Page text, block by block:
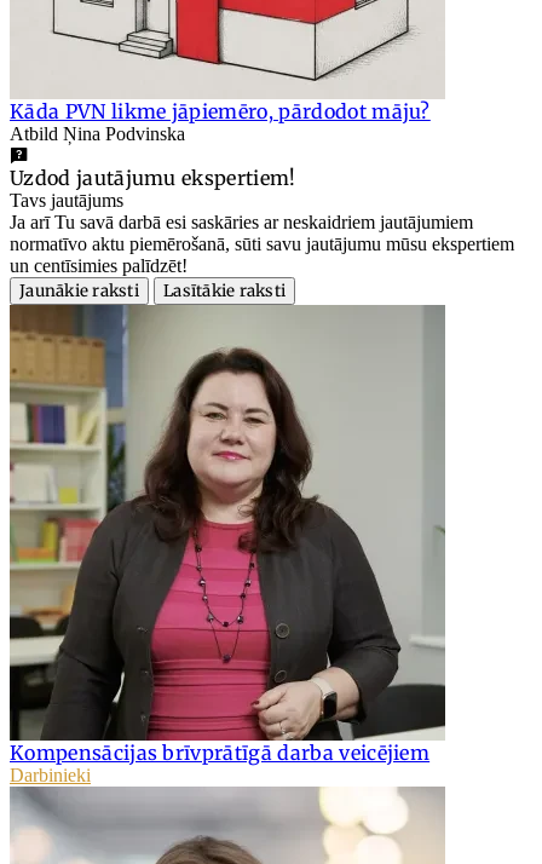
Kāda PVN likme jāpiemēro, pārdodot māju?
Atbild Ņina Podvinska
Uzdod jautājumu ekspertiem!
Tavs jautājums
Ja arī Tu savā darbā esi saskāries ar neskaidriem jautājumiem
normatīvo aktu piemērošanā, sūti savu jautājumu mūsu ekspertiem
un centīsimies palīdzēt!
Jaunākie raksti
Lasītākie raksti
Kompensācijas brīvprātīgā darba veicējiem
Darbinieki